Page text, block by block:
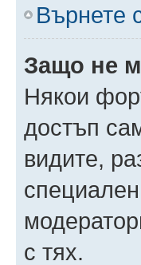
Върнете
Защо не
Някои
достъп
видите,
с тях.